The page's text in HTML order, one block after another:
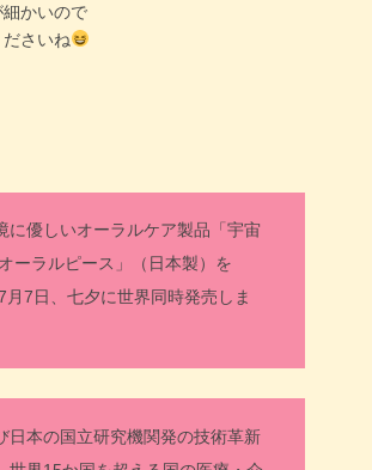
かいので
さいね
に優しいオーラルケア製品「宇宙
ーラルピース」（日本製）を
月7日、七夕に世界同時発売しま
日本の国立研究機関発の技術革新